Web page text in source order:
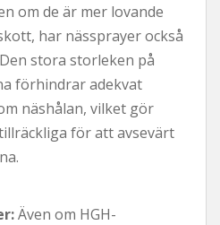
om de är mer lovande
har nässprayer också
stora storleken på
förhindrar adekvat
näshålan, vilket gör
för att avsevärt
Även om HGH-